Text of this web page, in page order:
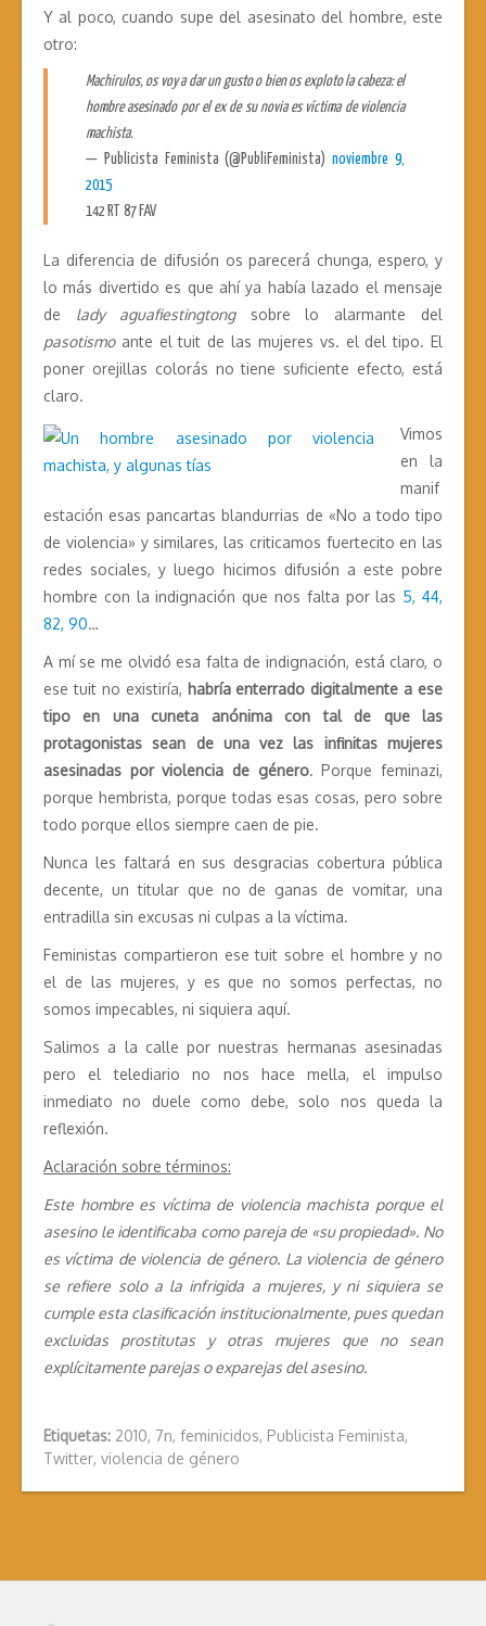
Y al poco, cuando supe del asesinato del hombre, este
otro:
Machirulos, os voy a dar un gusto o bien os exploto la cabeza: el
hombre asesinado por el ex de su novia es víctima de violencia
machista.
— Publicista Feminista (@PubliFeminista)noviembre 9,
2015
142 RT 87 FAV
La diferencia de difusión os parecerá chunga, espero, y
lo más divertido es que ahí ya había lazado el mensaje
de lady aguafiestingtongsobre lo alarmante del
pasotismoante el tuit de las mujeres vs. el del tipo. El
poner orejillas colorás no tiene suficiente efecto, está
claro.
Vimos
en la
manif
estación esas pancartas blandurrias de «No a todo tipo
de violencia» y similares, las criticamos fuertecito en las
redes sociales, y luego hicimos difusión a este pobre
hombre con la indignación que nos falta por las 5, 44,
82, 90…
A mí se me olvidó esa falta de indignación, está claro, o
ese tuit no existiría, habría enterrado digitalmente a ese
tipo en una cuneta anónima con tal de que las
protagonistas sean de una vez las infinitas mujeres
asesinadas por violencia de género. Porque feminazi,
porque hembrista, porque todas esas cosas, pero sobre
todo porque ellos siempre caen de pie.
Nunca les faltará en sus desgracias cobertura pública
decente, un titular que no de ganas de vomitar, una
entradilla sin excusas ni culpas a la víctima.
Feministas compartieron ese tuit sobre el hombre y no
el de las mujeres, y es que no somos perfectas, no
somos impecables, ni siquiera aquí.
Salimos a la calle por nuestras hermanas asesinadas
pero el telediario no nos hace mella, el impulso
inmediato no duele como debe, solo nos queda la
reflexión.
Aclaración sobre términos:
Este hombre es víctima de violencia machista porque el
asesino le identificaba como pareja de «su propiedad». No
es víctima de violencia de género. La violencia de género
se refiere solo a la infrigida a mujeres, y ni siquiera se
cumple esta clasificación institucionalmente, pues quedan
excluidas prostitutas y otras mujeres que no sean
explícitamente parejas o exparejas del asesino.
Etiquetas: 2010, 7n, feminicidos, Publicista Feminista,
Twitter, violencia de género